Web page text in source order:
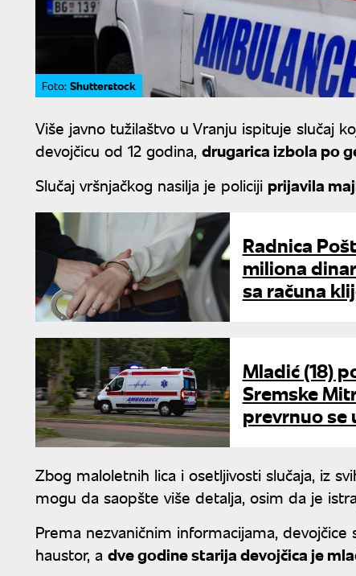
Foto: Shutterstock
Više javno tužilaštvo u Vranju ispituje slučaj
devojčicu od 12 godina, drugarica izbola po
Slučaj vršnjačkog nasilja je policiji prijavila
Radnica
miliona
sa računa
Mladić (18)
Sremske
prevrnuo se
Zbog maloletnih lica i osetljivosti slučaja, iz
mogu da saopšte više detalja, osim da je
Prema nezvaničnim informacijama,
haustor, a dve godine starija devojčica je